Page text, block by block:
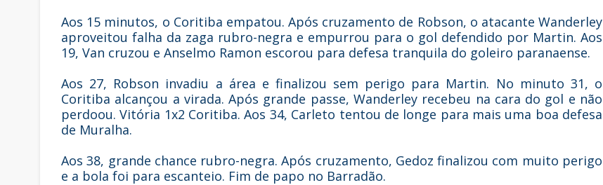
Aos 15 minutos, o Coritiba empatou. Após cruzamento de Robson, o atacante Wanderley
aproveitou falha da zaga rubro-negra e empurrou para o gol defendido por Martin. Aos
19, Van cruzou e Anselmo Ramon escorou para defesa tranquila do goleiro paranaense.
Aos 27, Robson invadiu a área e finalizou sem perigo para Martin. No minuto 31, o
Coritiba alcançou a virada. Após grande passe, Wanderley recebeu na cara do gol e não
perdoou. Vitória 1x2 Coritiba. Aos 34, Carleto tentou de longe para mais uma boa defesa
de Muralha.
Aos 38, grande chance rubro-negra. Após cruzamento, Gedoz finalizou com muito perigo
e a bola foi para escanteio. Fim de papo no Barradão.